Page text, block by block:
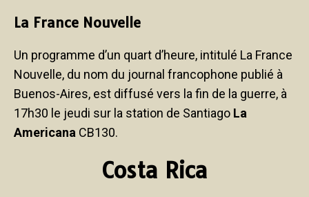
La France Nouvelle
Un programme d’un quart d’heure, intitulé La France
Nouvelle, du nom du journal francophone publié à
Buenos-Aires, est diffusé vers la fin de la guerre, à
17h30 le jeudi sur la station de Santiago La
Americana CB130.
Costa Rica